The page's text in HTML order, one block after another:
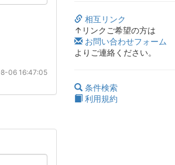
06 16:47:05
相互リンク
↑リンクご希望の方は
お問い合わせフォーム
よりご連絡ください。
条件検索
利用規約